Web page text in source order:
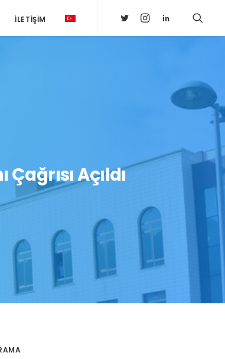
İLETIŞIM
Açıldı